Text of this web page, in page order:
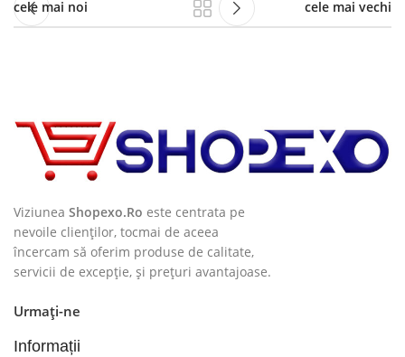
cele mai noi cele mai vechi
Viziunea Shopexo.Ro este centrata pe
nevoile clienților, tocmai de aceea
încercam să oferim produse de calitate,
servicii de excepție, și prețuri avantajoase.
Urmați-ne
Informații